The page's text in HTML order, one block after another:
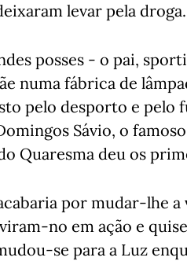
levar pela droga.
posses - o pai,
numa fábrica de
pelo desporto e pelo
Sávio, o
Quaresma deu os
por mudar-lhe a
no em ação e
se para a Luz